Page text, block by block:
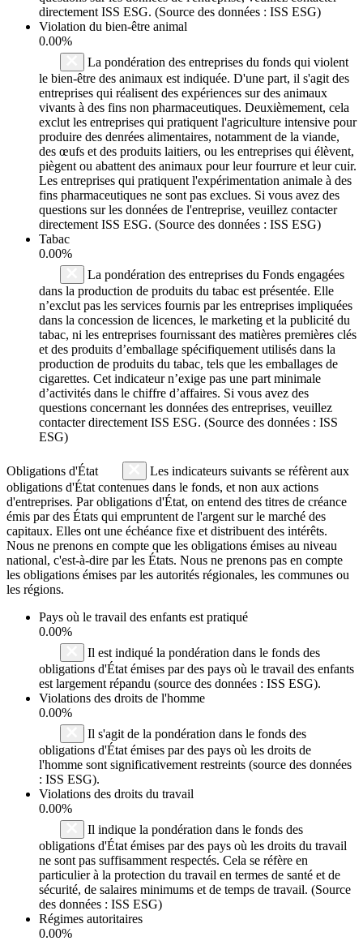
directement ISS ESG. (Source des données : ISS ESG)
Violation du bien-être animal
0.00%
La pondération des entreprises du fonds qui violent
le bien-être des animaux est indiquée. D'une part, il s'agit des
entreprises qui réalisent des expériences sur des animaux
vivants à des fins non pharmaceutiques. Deuxièmement, cela
exclut les entreprises qui pratiquent l'agriculture intensive pour
produire des denrées alimentaires, notamment de la viande,
des œufs et des produits laitiers, ou les entreprises qui élèvent,
piègent ou abattent des animaux pour leur fourrure et leur cuir.
Les entreprises qui pratiquent l'expérimentation animale à des
fins pharmaceutiques ne sont pas exclues. Si vous avez des
questions sur les données de l'entreprise, veuillez contacter
directement ISS ESG. (Source des données : ISS ESG)
Tabac
0.00%
La pondération des entreprises du Fonds engagées
dans la production de produits du tabac est présentée. Elle
n’exclut pas les services fournis par les entreprises impliquées
dans la concession de licences, le marketing et la publicité du
tabac, ni les entreprises fournissant des matières premières clés
et des produits d’emballage spécifiquement utilisés dans la
production de produits du tabac, tels que les emballages de
cigarettes. Cet indicateur n’exige pas une part minimale
d’activités dans le chiffre d’affaires. Si vous avez des
questions concernant les données des entreprises, veuillez
contacter directement ISS ESG. (Source des données : ISS
ESG)
Obligations d'État
Les indicateurs suivants se réfèrent aux
obligations d'État contenues dans le fonds, et non aux actions
d'entreprises. Par obligations d'État, on entend des titres de créance
émis par des États qui empruntent de l'argent sur le marché des
capitaux. Elles ont une échéance fixe et distribuent des intérêts.
Nous ne prenons en compte que les obligations émises au niveau
national, c'est-à-dire par les États. Nous ne prenons pas en compte
les obligations émises par les autorités régionales, les communes ou
les régions.
Pays où le travail des enfants est pratiqué
0.00%
Il est indiqué la pondération dans le fonds des
obligations d'État émises par des pays où le travail des enfants
est largement répandu (source des données : ISS ESG).
Violations des droits de l'homme
0.00%
Il s'agit de la pondération dans le fonds des
obligations d'État émises par des pays où les droits de
l'homme sont significativement restreints (source des données
: ISS ESG).
Violations des droits du travail
0.00%
Il indique la pondération dans le fonds des
obligations d'État émises par des pays où les droits du travail
ne sont pas suffisamment respectés. Cela se réfère en
particulier à la protection du travail en termes de santé et de
sécurité, de salaires minimums et de temps de travail. (Source
des données : ISS ESG)
Régimes autoritaires
0.00%